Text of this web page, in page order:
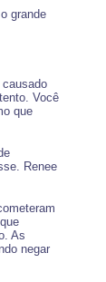
grande
Você
que
Renee
As
negar